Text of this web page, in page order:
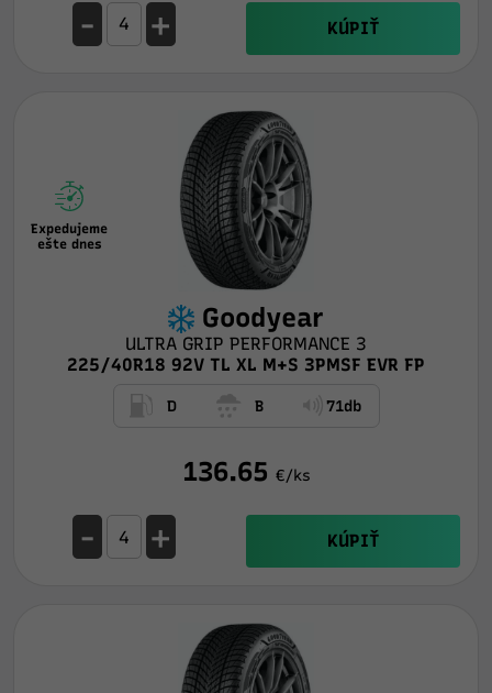
- + KÚPIŤ
Expedujeme
ešte dnes
Goodyear
ULTRA GRIP PERFORMANCE 3
225/40R18 92V TL XL M+S 3PMSF EVR FP
D B 71db
136.65 €/ks
- + KÚPIŤ